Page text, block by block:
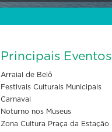
Principais Eventos
Arraial de Belô
Festivais Culturais Municipais
Carnaval
Noturno nos Museus
Zona Cultura Praça da Estação